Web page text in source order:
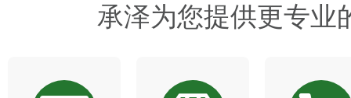
承泽为您提供更专业